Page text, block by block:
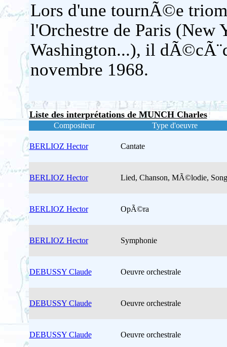
Lors d'une tournÃ©e
l'Orchestre de Paris (New
Washington...), il
novembre 1968.
Liste des interprétations de MUNCH Charles
Compositeur Type d'oeuvre
BERLIOZ Hector Cantate
BERLIOZ Hector Lied, Chanson, MÃ©lodie, Song
BERLIOZ Hector OpÃ©ra
BERLIOZ Hector Symphonie
DEBUSSY Claude Oeuvre orchestrale
DEBUSSY Claude Oeuvre orchestrale
DEBUSSY Claude Oeuvre orchestrale